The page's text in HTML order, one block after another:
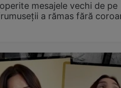
mesajele vechi de pe
a rămas fără